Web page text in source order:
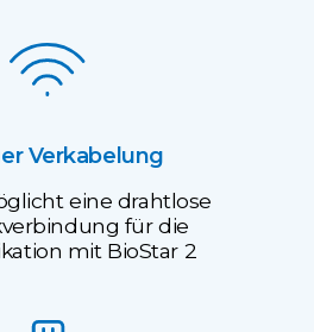
Verkabelung
eine drahtlose
für die
mit BioStar 2